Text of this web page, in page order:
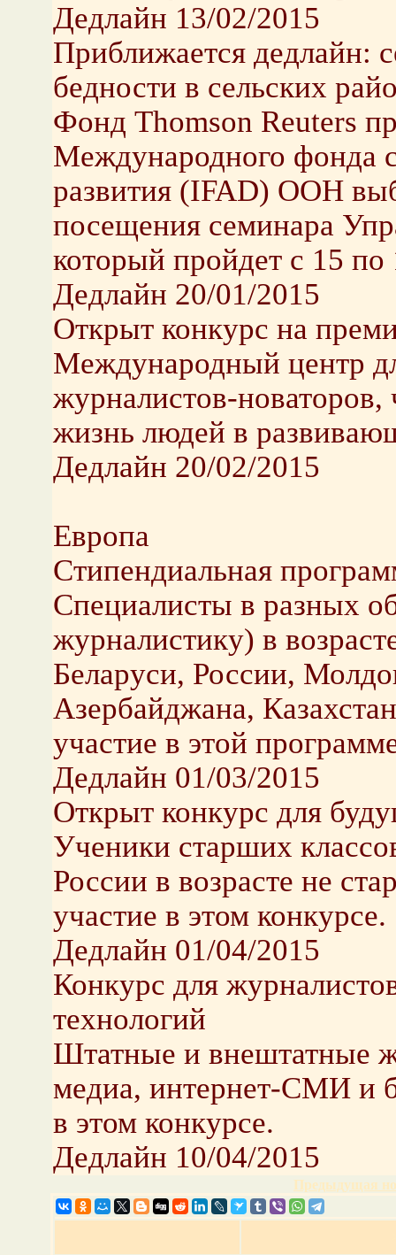
Дедлайн 13/02/2015
Приближается дедлайн:
бедности в сельских
Фонд Thomson Reuters
Международного фонда
развития (IFAD) ООН
посещения семинара
который пройдет с 15 по
Дедлайн 20/01/2015
Открыт конкурс на
Международный центр
журналистов-новаторов,
жизнь людей в
Дедлайн 20/02/2015
Европа
Стипендиальная
Cпециалисты в разных
журналистику) в
Беларуси, России,
Азербайджана,
участие в этой
Дедлайн 01/03/2015
Открыт конкурс для
Ученики старших
России в возрасте не
участие в этом конкурсе.
Дедлайн 01/04/2015
Конкурс для
технологий
Штатные и внештатные
медиа, интернет-СМИ и
в этом конкурсе.
Дедлайн 10/04/2015
Предыдущая